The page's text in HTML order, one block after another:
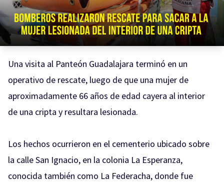
Una visita al Panteón Guadalajara terminó en un
operativo de rescate, luego de que una mujer de
aproximadamente 66 años de edad cayera al interior
de una cripta y resultara lesionada.
Los hechos ocurrieron en el cementerio ubicado sobre
la calle San Ignacio, en la colonia La Esperanza,
conocida también como La Federacha, donde fue